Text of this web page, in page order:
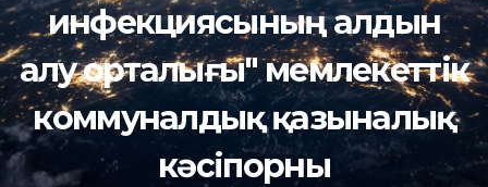
инфекциясының алдын
алу орталығы" мемлекеттік
коммуналдық қазыналық
кәсіпорны